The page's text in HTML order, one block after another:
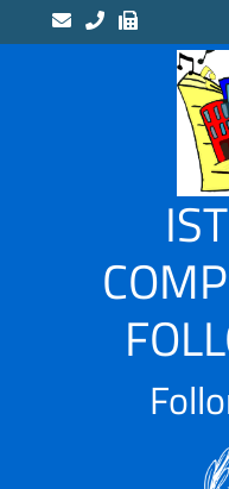
“LUCA
PACIOLI”
Indirizzo
Musicale
“CAMPI
ALTI”
Scuola
Infanzia